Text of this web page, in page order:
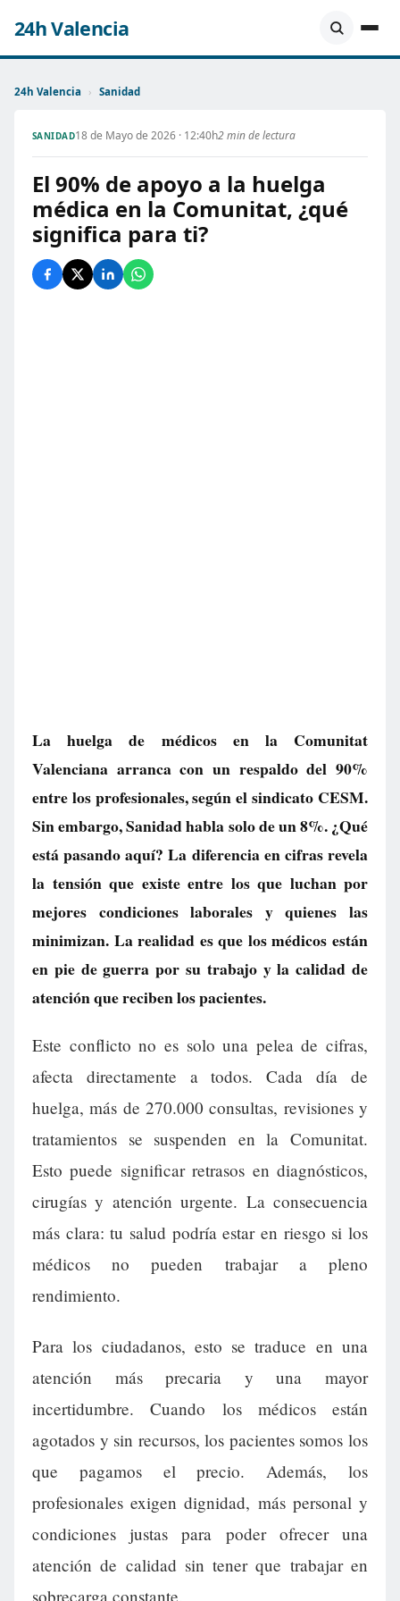
24h Valencia
24h Valencia › Sanidad
SANIDAD18 de Mayo de 2026 · 12:40h2 min de lectura
El 90% de apoyo a la huelga
médica en la Comunitat, ¿qué
significa para ti?
La huelga de médicos en la Comunitat
Valenciana arranca con un respaldo del 90%
entre los profesionales, según el sindicato CESM.
Sin embargo, Sanidad habla solo de un 8%. ¿Qué
está pasando aquí? La diferencia en cifras revela
la tensión que existe entre los que luchan por
mejores condiciones laborales y quienes las
minimizan. La realidad es que los médicos están
en pie de guerra por su trabajo y la calidad de
atención que reciben los pacientes.
Este conflicto no es solo una pelea de cifras,
afecta directamente a todos. Cada día de
huelga, más de 270.000 consultas, revisiones y
tratamientos se suspenden en la Comunitat.
Esto puede significar retrasos en diagnósticos,
cirugías y atención urgente. La consecuencia
más clara: tu salud podría estar en riesgo si los
médicos no pueden trabajar a pleno
rendimiento.
Para los ciudadanos, esto se traduce en una
atención más precaria y una mayor
incertidumbre. Cuando los médicos están
agotados y sin recursos, los pacientes somos los
que pagamos el precio. Además, los
profesionales exigen dignidad, más personal y
condiciones justas para poder ofrecer una
atención de calidad sin tener que trabajar en
sobrecarga constante.